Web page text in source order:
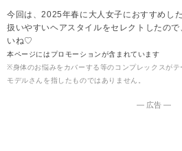
今回は、2025年春に大人女子におすすめし
扱いやすいヘアスタイルをセレクトしたの
いね♡
本ページにはプロモーションが含まれています
※身体のお悩みをカバーする等のコンプレックスが
モデルさんを指したものではありません。
― 広告 ―